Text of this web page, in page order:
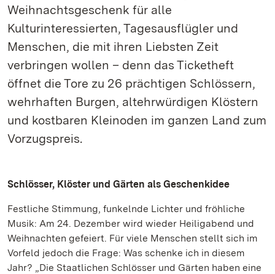
Weihnachtsgeschenk für alle
Kulturinteressierten, Tagesausflügler und
Menschen, die mit ihren Liebsten Zeit
verbringen wollen – denn das Ticketheft
öffnet die Tore zu 26 prächtigen Schlössern,
wehrhaften Burgen, altehrwürdigen Klöstern
und kostbaren Kleinoden im ganzen Land zum
Vorzugspreis.
Schlösser, Klöster und Gärten als Geschenkidee
Festliche Stimmung, funkelnde Lichter und fröhliche
Musik: Am 24. Dezember wird wieder Heiligabend und
Weihnachten gefeiert. Für viele Menschen stellt sich im
Vorfeld jedoch die Frage: Was schenke ich in diesem
Jahr? „Die Staatlichen Schlösser und Gärten haben eine